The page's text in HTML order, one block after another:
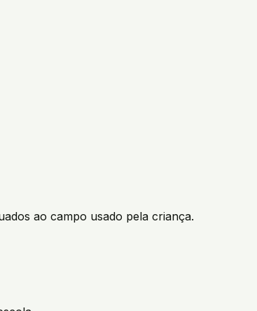
ao campo usado pela criança.